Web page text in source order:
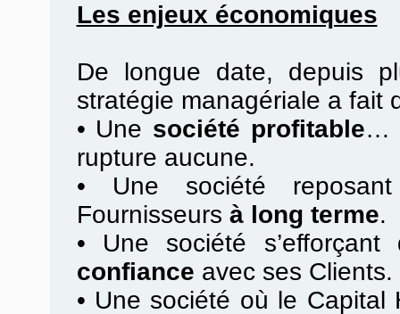
Les enjeux économiques
De longue date, depuis
stratégie managériale a fait
• Une société profitable…
rupture aucune.
• Une société
Fournisseurs à long terme.
• Une société
confiance avec ses Clients.
• Une société où le Capital